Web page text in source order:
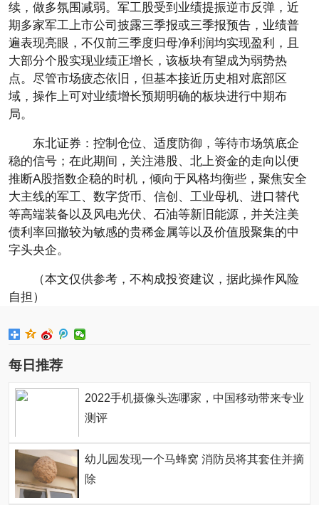
续，做多氛围减弱。军工股受到业绩提振逆市反弹，近
期多家军工上市公司披露三季报或三季报预告，业绩普
遍表现亮眼，不仅前三季度归母净利润均实现盈利，且
大部分个股实现业绩正增长，该板块有望成为弱势热
点。尽管市场疲态依旧，但基本接近历史相对底部区
域，操作上可对业绩增长预期明确的板块进行中期布
局。
东北证券：控制仓位、适度防御，等待市场筑底企
稳的信号；在此期间，关注港股、北上资金的走向以便
推断A股指数企稳的时机，倾向于风格均衡些，聚焦安全
大主线的军工、数字货币、信创、工业母机、进口替代
等高端装备以及风电光伏、石油等新旧能源，并关注美
债利率回撤较为敏感的贵稀金属等以及价值股聚集的中
字头央企。
（本文仅供参考，不构成投资建议，据此操作风险
自担）
每日推荐
2022手机摄像头选哪家，中国移动带来专业
测评
幼儿园发现一个马蜂窝 消防员将其套住并摘
除